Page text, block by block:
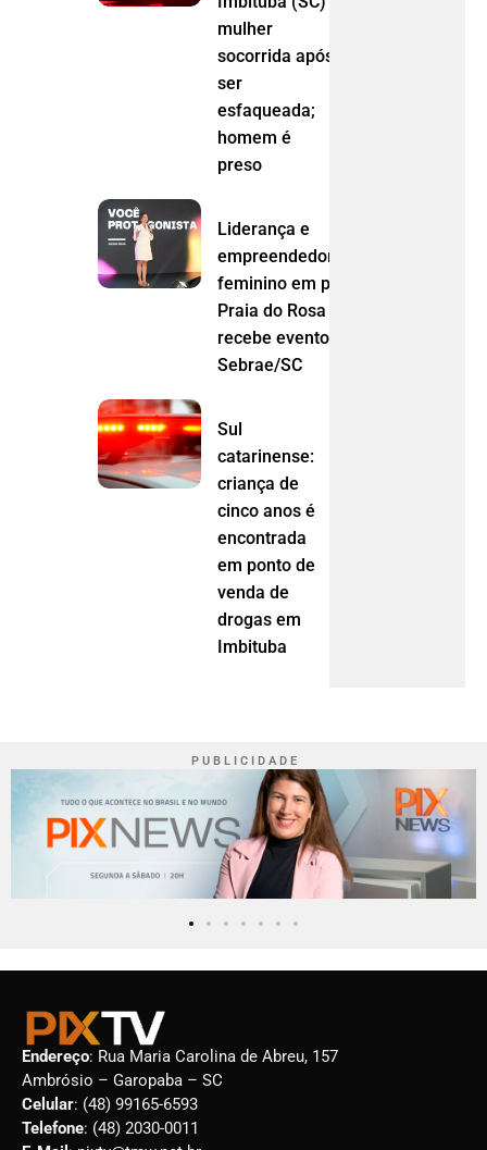
mulher
socorrida após
ser
esfaqueada;
homem é
preso
Liderança e
empreendedorismo
feminino em pauta:
Praia do Rosa
recebe evento do
Sebrae/SC
Sul
catarinense:
criança de
cinco anos é
encontrada
em ponto de
venda de
drogas em
Imbituba
P U B L I C I D A D E
Endereço: Rua Maria Carolina de Abreu, 157
Ambrósio – Garopaba – SC
Celular: (48) 99165-6593
Telefone: (48) 2030-0011